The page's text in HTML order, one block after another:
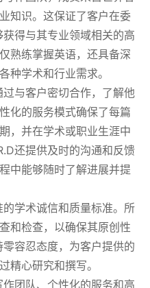
知识。这保证了客户在委
得与其专业领域相关的高
熟练掌握英语，还具备深
种学术和行业需求。
与客户密切合作，了解他
化的服务模式确保了每篇
，并在学术或职业生涯中
还提供及时的沟通和反馈
中能够随时了解进展并提
学术诚信和质量标准。所
和检查，以确保其原创性
容忍态度，为客户提供的
精心研究和撰写。
团队、个性化的服务和高